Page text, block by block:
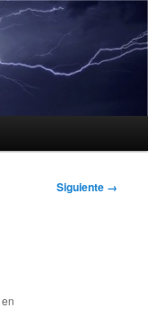
Siguiente →
en